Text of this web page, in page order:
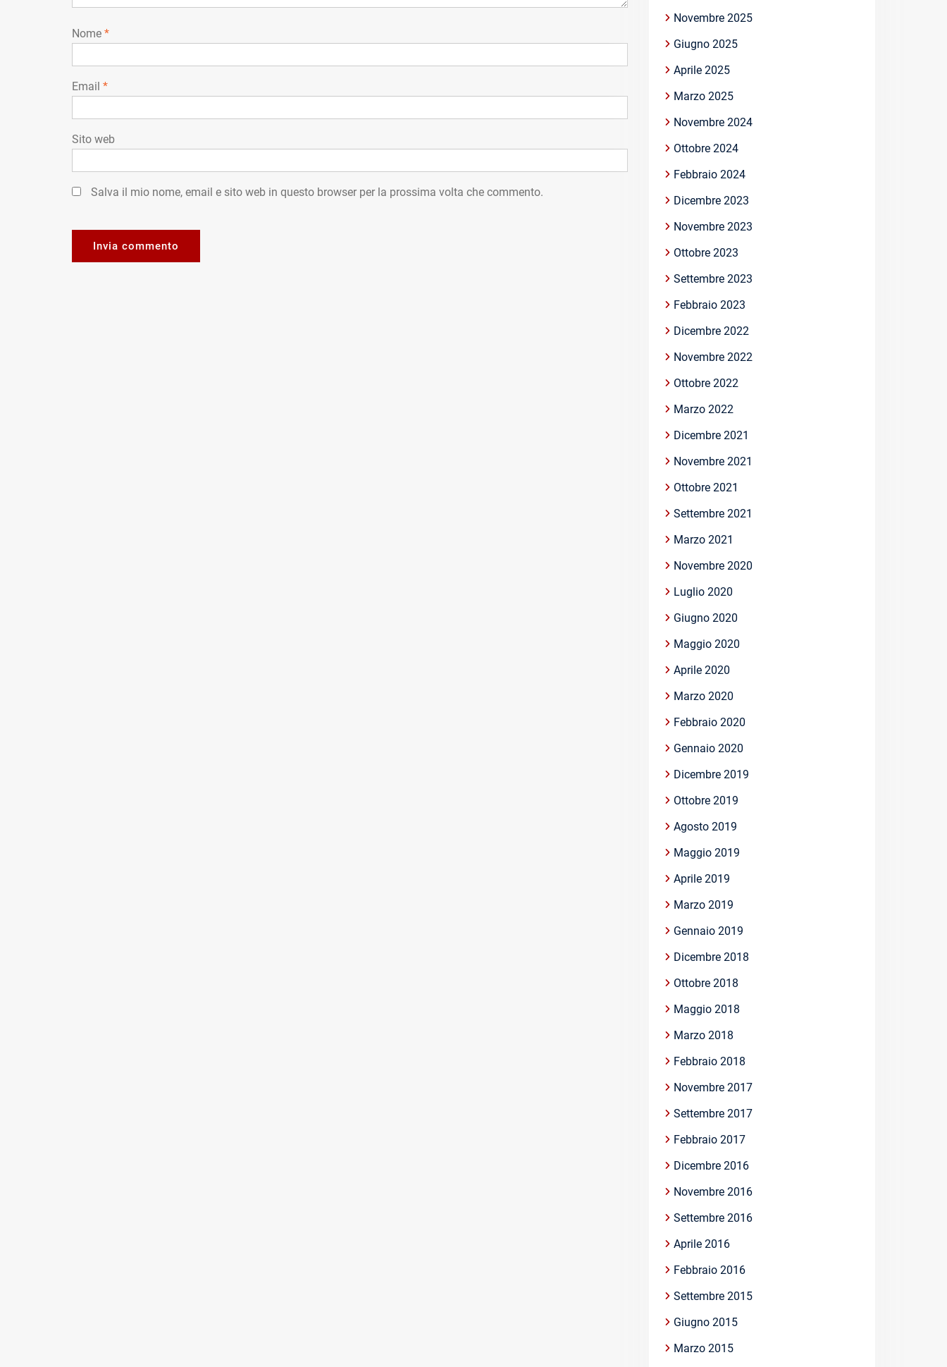
Nome *
Email *
Sito web
Salva il mio nome, email e sito web in questo browser per la prossima volta che commento.
Novembre 2025
Giugno 2025
Aprile 2025
Marzo 2025
Novembre 2024
Ottobre 2024
Febbraio 2024
Dicembre 2023
Novembre 2023
Ottobre 2023
Settembre 2023
Febbraio 2023
Dicembre 2022
Novembre 2022
Ottobre 2022
Marzo 2022
Dicembre 2021
Novembre 2021
Ottobre 2021
Settembre 2021
Marzo 2021
Novembre 2020
Luglio 2020
Giugno 2020
Maggio 2020
Aprile 2020
Marzo 2020
Febbraio 2020
Gennaio 2020
Dicembre 2019
Ottobre 2019
Agosto 2019
Maggio 2019
Aprile 2019
Marzo 2019
Gennaio 2019
Dicembre 2018
Ottobre 2018
Maggio 2018
Marzo 2018
Febbraio 2018
Novembre 2017
Settembre 2017
Febbraio 2017
Dicembre 2016
Novembre 2016
Settembre 2016
Aprile 2016
Febbraio 2016
Settembre 2015
Giugno 2015
Marzo 2015